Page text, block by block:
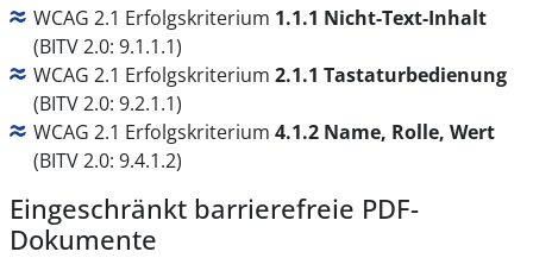
WCAG 2.1 Erfolgskriterium 1.1.1 Nicht-Text-Inhalt
(BITV 2.0: 9.1.1.1)
WCAG 2.1 Erfolgskriterium 2.1.1 Tastaturbedienung
(BITV 2.0: 9.2.1.1)
WCAG 2.1 Erfolgskriterium 4.1.2 Name, Rolle, Wert
(BITV 2.0: 9.4.1.2)
Eingeschränkt barrierefreie PDF-
Dokumente